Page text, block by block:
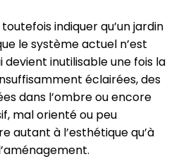
indiquer qu’un jardin
le système actuel n’est
devient inutilisable une fois la
éclairées, des
dans l’ombre ou encore
mal orienté ou peu
autant à l’esthétique qu’à